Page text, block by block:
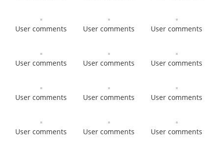
User comments User comments User comments
User comments User comments User comments
User comments User comments User comments
User comments User comments User comments